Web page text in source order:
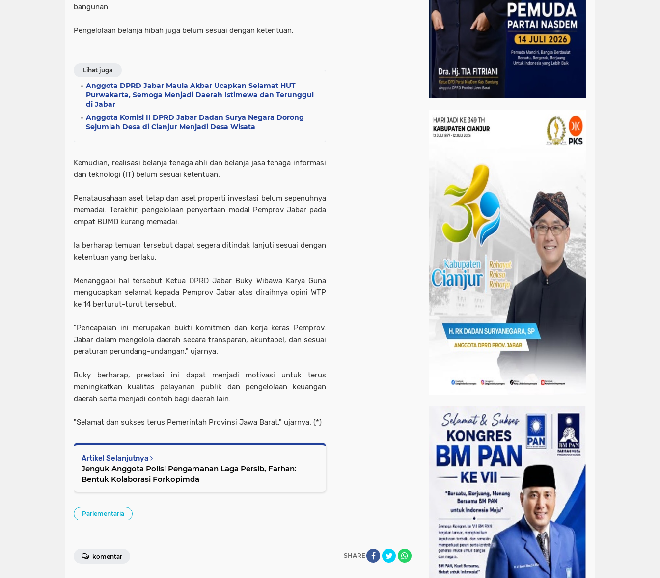
bangunan
Pengelolaan belanja hibah juga belum sesuai dengan ketentuan.
Lihat juga
Anggota DPRD Jabar Maula Akbar Ucapkan Selamat HUT
Purwakarta, Semoga Menjadi Daerah Istimewa dan Terunggul
di Jabar
Anggota Komisi II DPRD Jabar Dadan Surya Negara Dorong
Sejumlah Desa di Cianjur Menjadi Desa Wisata
Kemudian, realisasi belanja tenaga ahli dan belanja jasa tenaga informasi
dan teknologi (IT) belum sesuai ketentuan.
Penatausahaan aset tetap dan aset properti investasi belum sepenuhnya
memadai. Terakhir, pengelolaan penyertaan modal Pemprov Jabar pada
empat BUMD kurang memadai.
Ia berharap temuan tersebut dapat segera ditindak lanjuti sesuai dengan
ketentuan yang berlaku.
Menanggapi hal tersebut Ketua DPRD Jabar Buky Wibawa Karya Guna
mengucapkan selamat kepada Pemprov Jabar atas diraihnya opini WTP
ke 14 berturut-turut tersebut.
"Pencapaian ini merupakan bukti komitmen dan kerja keras Pemprov.
Jabar dalam mengelola daerah secara transparan, akuntabel, dan sesuai
peraturan perundang-undangan," ujarnya.
Buky berharap, prestasi ini dapat menjadi motivasi untuk terus
meningkatkan kualitas pelayanan publik dan pengelolaan keuangan
daerah serta menjadi contoh bagi daerah lain.
"Selamat dan sukses terus Pemerintah Provinsi Jawa Barat," ujarnya. (*)
Artikel Selanjutnya
Jenguk Anggota Polisi Pengamanan Laga Persib, Farhan:
Bentuk Kolaborasi Forkopimda
Parlementaria
SHARE
komentar